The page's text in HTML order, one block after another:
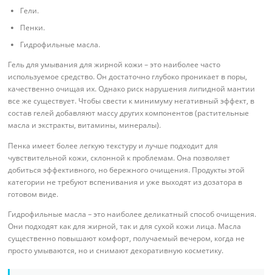
Гели.
Пенки.
Гидрофильные масла.
Гель для умывания для жирной кожи – это наиболее часто
используемое средство. Он достаточно глубоко проникает в поры,
качественно очищая их. Однако риск нарушения липидной мантии
все же существует. Чтобы свести к минимуму негативный эффект, в
состав гелей добавляют массу других компонентов (растительные
масла и экстракты, витамины, минералы).
Пенка имеет более легкую текстуру и лучше подходит для
чувствительной кожи, склонной к проблемам. Она позволяет
добиться эффективного, но бережного очищения. Продукты этой
категории не требуют вспенивания и уже выходят из дозатора в
готовом виде.
Гидрофильные масла – это наиболее деликатный способ очищения.
Они подходят как для жирной, так и для сухой кожи лица. Масла
существенно повышают комфорт, получаемый вечером, когда не
просто умываются, но и снимают декоративную косметику.